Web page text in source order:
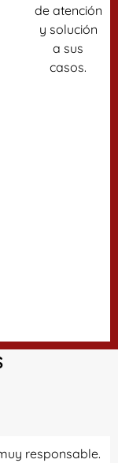
de atención
y solución
a sus
casos.
responsable.